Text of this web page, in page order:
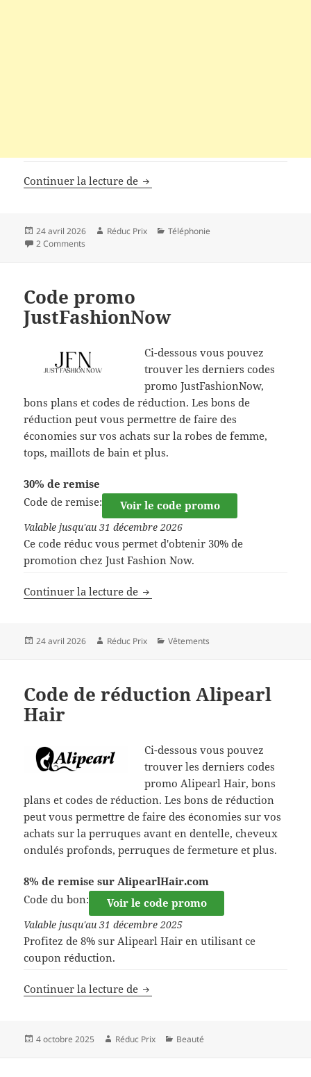
Continuer la lecture de Code de réduction Giztop
Publié
le
24 avril 2026 Auteur
Réduc Prix Catégories
Téléphonie
2 Comments
Code promo
JustFashionNow
Ci-dessous vous pouvez
trouver les derniers codes
promo JustFashionNow,
bons plans et codes de réduction. Les bons de
réduction peut vous permettre de faire des
économies sur vos achats sur la robes de femme,
tops, maillots de bain et plus.
30% de remise
Code de remise:
Voir le code promo
Valable jusqu'au 31 décembre 2026
Ce code réduc vous permet d'obtenir 30% de
promotion chez Just Fashion Now.
Continuer la lecture de Code promo JustFashionNow
Publié
24 avril 2026 Auteur
Réduc Prix Catégories
Vêtements
Code de réduction Alipearl
Hair
Ci-dessous vous pouvez
trouver les derniers codes
promo Alipearl Hair, bons
plans et codes de réduction. Les bons de réduction
peut vous permettre de faire des économies sur vos
achats sur la perruques avant en dentelle, cheveux
ondulés profonds, perruques de fermeture et plus.
8% de remise sur AlipearlHair.com
Code du bon:
Voir le code promo
Valable jusqu'au 31 décembre 2025
Profitez de 8% sur Alipearl Hair en utilisant ce
coupon réduction.
Continuer la lecture de Code de réduction Alipearl Hair
Publié
4 octobre 2025 Auteur
Réduc Prix Catégories
Beauté